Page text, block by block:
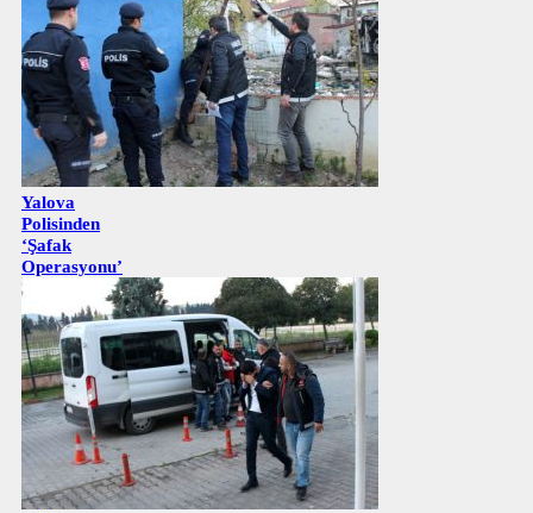
Yalova
Polisinden
‘Şafak
Operasyonu’